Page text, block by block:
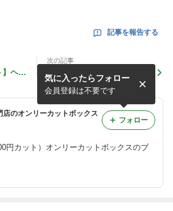
記事を報告する
】ヘア
次の記事
ヘアカットする前に・・・
寝ぐセット（＾ー＾）注意報
店のオンリーカットボックス
円カット）オンリーカットボックスのブ
気に入ったらフォロー
会員登録は不要です
フォロー